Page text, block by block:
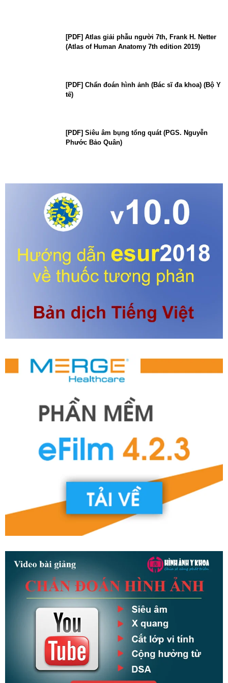
[PDF] Atlas giải phẫu người 7th, Frank H. Netter
(Atlas of Human Anatomy 7th edition 2019)
[PDF] Chẩn đoán hình ảnh (Bác sĩ đa khoa) (Bộ Y
tế)
[PDF] Siêu âm bụng tổng quát (PGS. Nguyễn
Phước Bảo Quân)